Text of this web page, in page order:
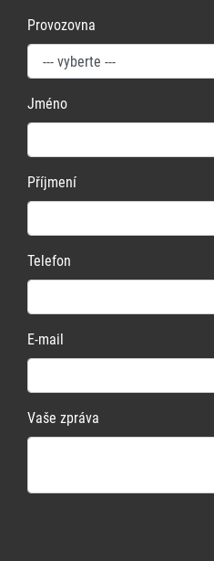
Provozovna
Jméno
Příjmení
Telefon
E-mail
Vaše zpráva